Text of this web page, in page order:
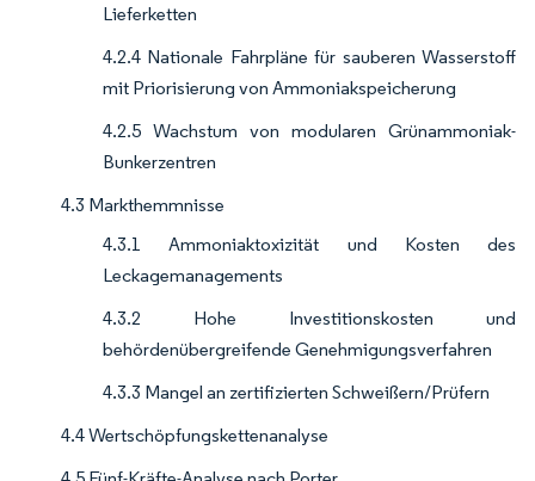
Lieferketten
4.2.4 Nationale Fahrpläne für sauberen Wasserstoff
mit Priorisierung von Ammoniakspeicherung
4.2.5 Wachstum von modularen Grünammoniak-
Bunkerzentren
4.3 Markthemmnisse
4.3.1 Ammoniaktoxizität und Kosten des
Leckagemanagements
4.3.2 Hohe Investitionskosten und
behördenübergreifende Genehmigungsverfahren
4.3.3 Mangel an zertifizierten Schweißern/Prüfern
4.4 Wertschöpfungskettenanalyse